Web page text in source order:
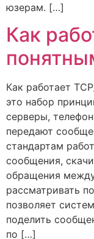
юзерам. […]
Как
Как работает
это набор
серверы,
передают
стандартам
сообщения,
обращения
рассматривать
позволяет
поделить
по […]